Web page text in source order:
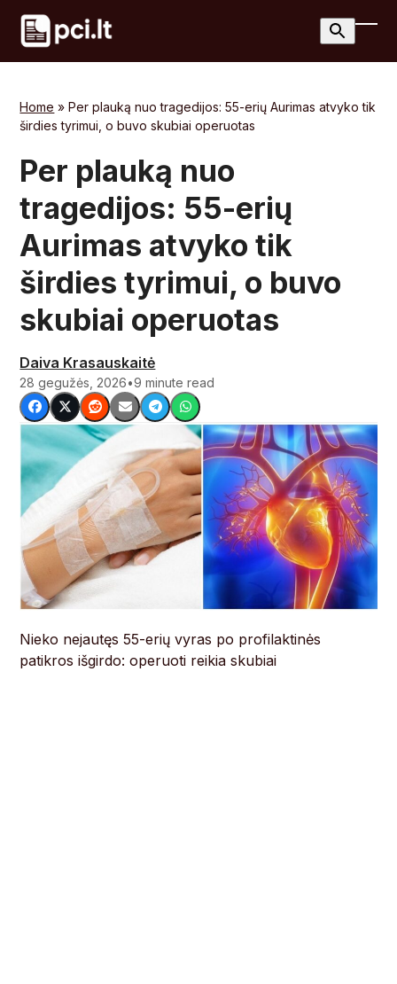
Skip
content
Home »Per plauką nuo tragedijos: 55-erių Aurimas atvyko tik
širdies tyrimui, o buvo skubiai operuotas
Per plauką nuo
tragedijos: 55-erių
Aurimas atvyko tik
širdies tyrimui, o buvo
skubiai operuotas
Daiva Krasauskaitė
28 gegužės, 2026•9 minute read
Nieko nejautęs 55-erių vyras po profilaktinės
patikros išgirdo: operuoti reikia skubiai